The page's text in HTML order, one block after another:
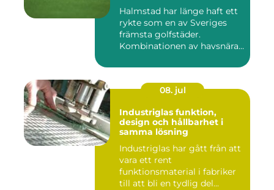
Halmstad har länge haft ett
rykte som en av Sveriges
främsta golfstäder.
Kombinationen av havsnära
08. jul
Industriglas funktion,
design och hållbarhet i
samma lösning
Industriglas har gått från att
vara ett rent
funktionsmaterial i fabriker
till att bli en tydlig del...